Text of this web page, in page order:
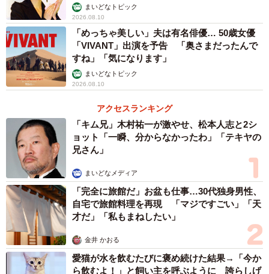
まいどなトピック
2026.08.10
「めっちゃ美しい」夫は有名俳優… 50歳女優
「VIVANT」出演を予告 「奥さまだったんで
すね」「気になります」
まいどなトピック
2026.08.10
アクセスランキング
「キム兄」木村祐一が激やせ、松本人志と2シ
ョット「一瞬、分からなかったわ」「テキヤの
兄さん」
まいどなメディア
「完全に旅館だ」お盆も仕事…30代独身男性、
自宅で旅館料理を再現 「マジですごい」「天
才だ」「私もまねしたい」
金井 かおる
愛猫が水を飲むたびに褒め続けた結果→「今か
ら飲むよ！」と飼い主を呼ぶように 誇らしげ